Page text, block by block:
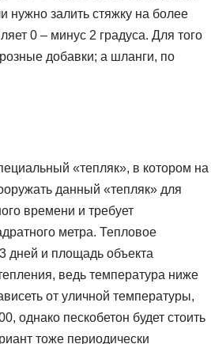
нужно залить стяжку на более
0 – минус 2 градуса. Для того
добавки; а шланги, по
«тепляк», в котором на
данный «тепляк» для
времени и требует
метра. Тепловое
дней и площадь объекта
ведь температура ниже
от уличной температуры,
однако пескобетон будет стоить
тоже периодически